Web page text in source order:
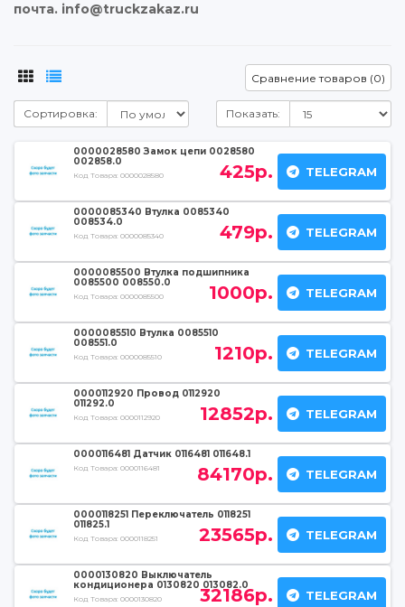
почта. info@truckzakaz.ru
Сравнение товаров (0)
Сортировка: Показать:
0000028580 Замок цепи 0028580
002858.0
Код Товара: 0000028580 425р. TELEGRAM
0000085340 Втулка 0085340
008534.0
Код Товара: 0000085340 479р. TELEGRAM
0000085500 Втулка подшипника
0085500 008550.0
Код Товара: 0000085500 1000р. TELEGRAM
0000085510 Втулка 0085510
008551.0
Код Товара: 0000085510 1210р. TELEGRAM
0000112920 Провод 0112920
011292.0
Код Товара: 0000112920 12852р. TELEGRAM
0000116481 Датчик 0116481 011648.1
Код Товара: 0000116481 84170р. TELEGRAM
0000118251 Переключатель 0118251
011825.1
Код Товара: 0000118251 23565р. TELEGRAM
0000130820 Выключатель
кондиционера 0130820 013082.0
Код Товара: 0000130820 32186р. TELEGRAM